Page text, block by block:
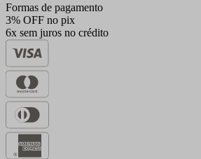
Formas de pagamento
3% OFF no pix
6x sem juros no crédito